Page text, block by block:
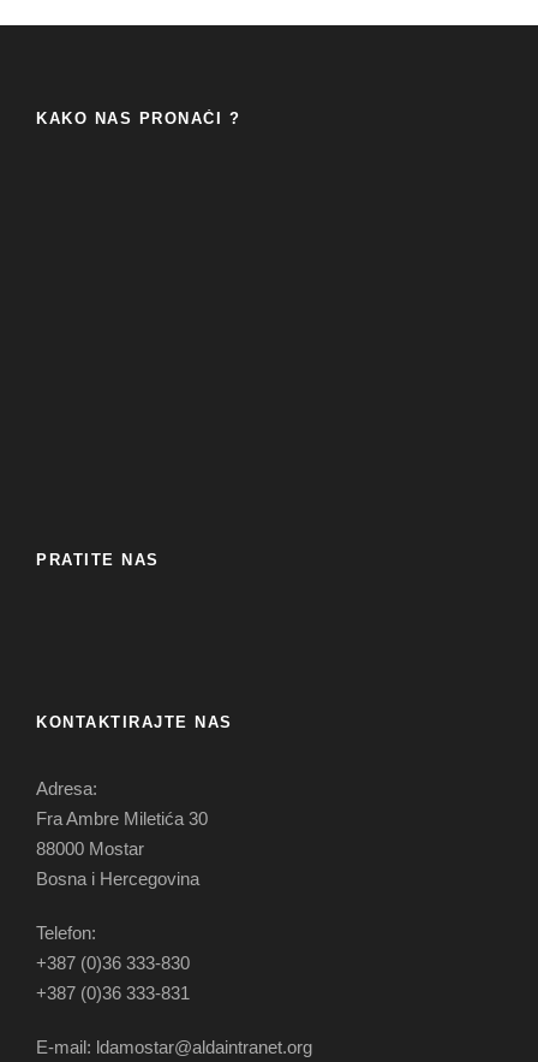
KAKO NAS PRONAĆI ?
PRATITE NAS
KONTAKTIRAJTE NAS
Adresa:
Fra Ambre Miletića 30
88000 Mostar
Bosna i Hercegovina
Telefon:
+387 (0)36 333-830
+387 (0)36 333-831
E-mail: ldamostar@aldaintranet.org